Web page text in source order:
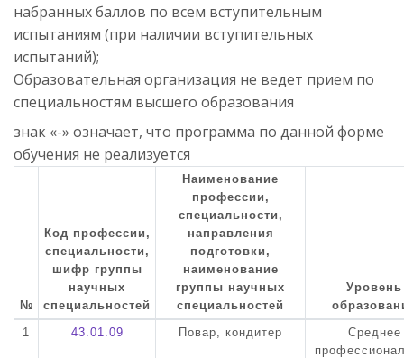
набранных баллов по всем вступительным
испытаниям (при наличии вступительных
испытаний);
Образовательная организация не ведет прием по
специальностям высшего образования
знак «-» означает, что программа по данной форме
обучения не реализуется
№
Код профессии,
специальности,
шифр группы
научных
специальностей
Наименование
профессии,
специальности,
направления
подготовки,
наименование
группы научных
специальностей
Уровень
1
43.01.09 Повар, кондитер
Среднее